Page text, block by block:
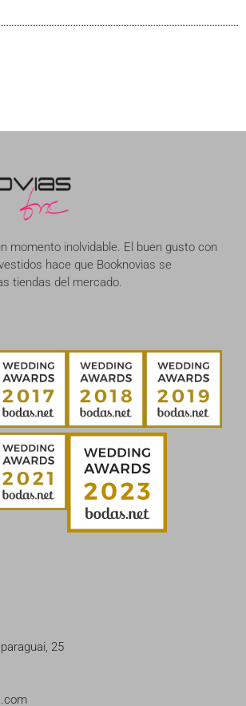
momento inolvidable. El buen gusto con
hace que Booknovias se
tiendas del mercado.
25